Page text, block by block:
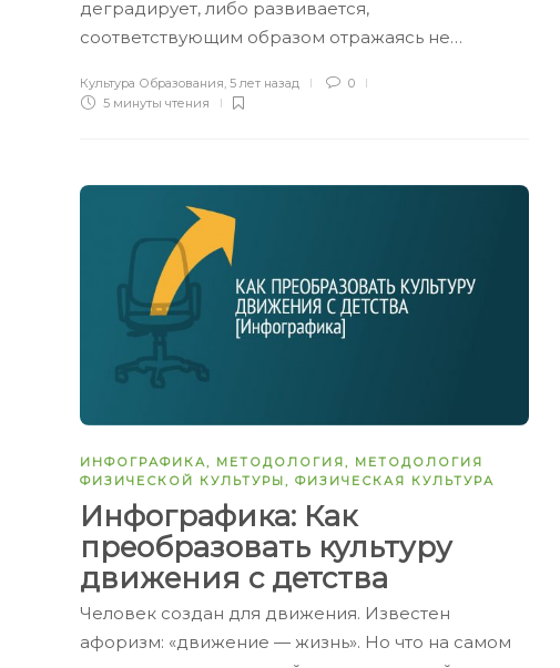
деградирует, либо развивается,
соответствующим образом отражаясь не…
Культура Образования, 5 лет назад
0
5 минуты чтения
ИНФОГРАФИКА, МЕТОДОЛОГИЯ, МЕТОДОЛОГИЯ
ФИЗИЧЕСКОЙ КУЛЬТУРЫ, ФИЗИЧЕСКАЯ КУЛЬТУРА
Инфографика: Как
преобразовать культуру
движения с детства
Человек создан для движения. Известен
афоризм: «движение — жизнь». Но что на самом